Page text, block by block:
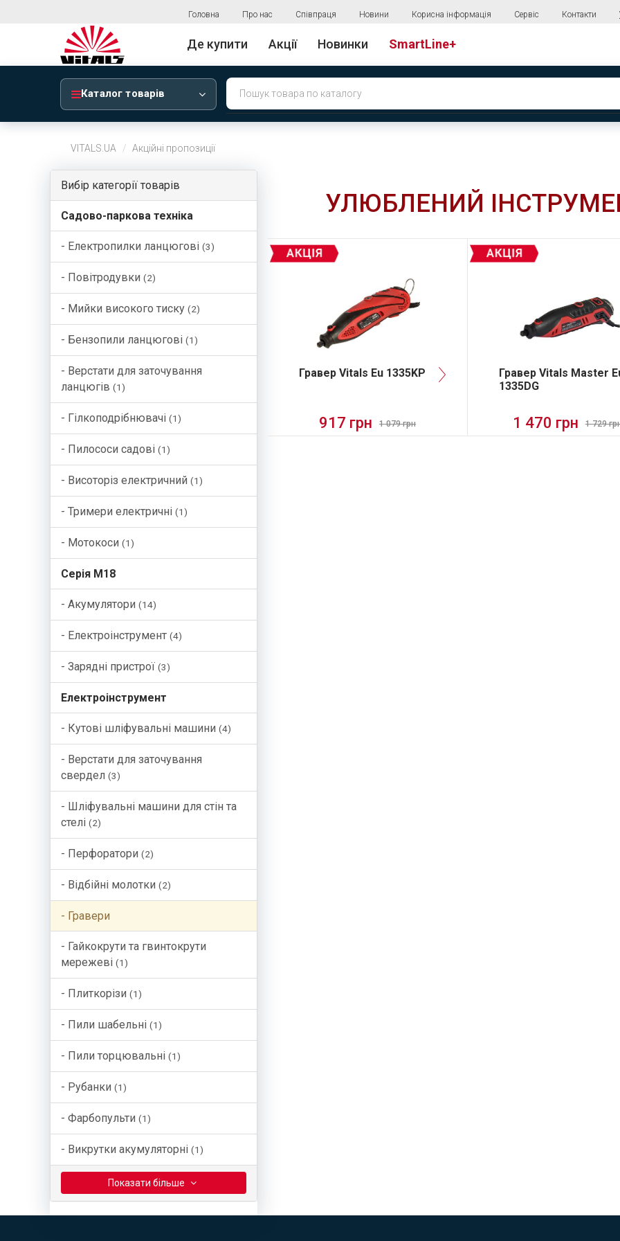
Головна Про нас Співпраця Новини Корисна інформація Сервіс Контакти
Де купити Акції Новинки SmartLine+
Каталог товарів
VITALS.UA Акційні пропозиції
Вибір категорії товарів
Садово-паркова техніка
- Електропилки ланцюгові (3)
- Повітродувки (2)
- Мийки високого тиску (2)
- Бензопили ланцюгові (1)
- Верстати для заточування
ланцюгів (1)
- Гілкоподрібнювачі (1)
- Пилососи садові (1)
- Висоторіз електричний (1)
- Тримери електричні (1)
- Мотокоси (1)
Серія М18
- Акумулятори (14)
- Електроінструмент (4)
- Зарядні пристрої (3)
Електроінструмент
- Кутові шліфувальні машини (4)
- Верстати для заточування
свердел (3)
- Шлiфувальнi машини для стiн та
стелi (2)
- Перфоратори (2)
- Bідбійні молотки (2)
- Гравери
- Гайкокрути та гвинтокрути
мережеві (1)
- Плиткорізи (1)
- Пили шабельні (1)
- Пили торцювальні (1)
- Рубанки (1)
- Фарбопульти (1)
- Викрутки акумуляторні (1)
Показати бiльше
УЛЮБЛЕНИЙ
Гравер Vitals Eu 1335KP
917 грн 1 079 грн
Гравер Vitals Master
1335DG
1 470 грн 1 729